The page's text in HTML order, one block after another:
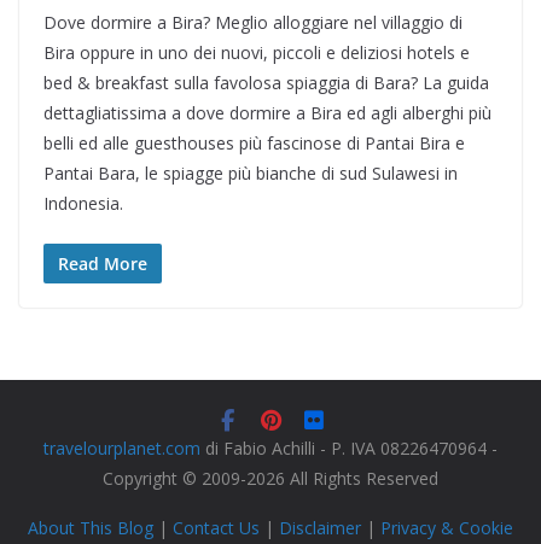
Dove dormire a Bira? Meglio alloggiare nel villaggio di
Bira oppure in uno dei nuovi, piccoli e deliziosi hotels e
bed & breakfast sulla favolosa spiaggia di Bara? La guida
dettagliatissima a dove dormire a Bira ed agli alberghi più
belli ed alle guesthouses più fascinose di Pantai Bira e
Pantai Bara, le spiagge più bianche di sud Sulawesi in
Indonesia.
Read More
travelourplanet.com di Fabio Achilli - P. IVA 08226470964 -
Copyright © 2009-2026 All Rights Reserved
About This Blog | Contact Us | Disclaimer | Privacy & Cookie